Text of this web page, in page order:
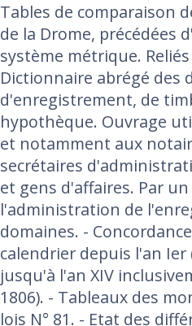
‎Tables de comparaison
de la Drome, précédées
système métrique.
Dictionnaire abrégé des
d'enregistrement, de
hypothèque. Ouvrage
et notamment aux
secrétaires
et gens d'affaires. Par
l'administration de
domaines. -
calendrier depuis l'an Ier
jusqu'à l'an XIV
1806). - Tableaux des
lois N° 81. - Etat des